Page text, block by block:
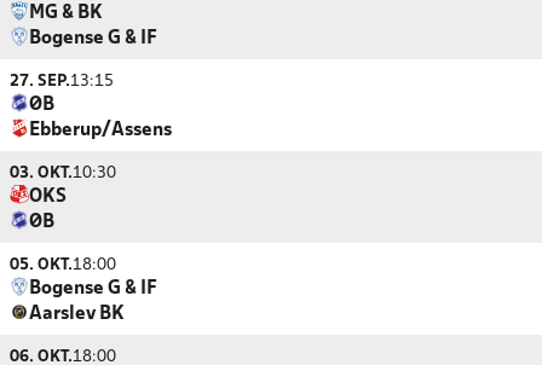
MG & BK
Bogense G & IF
27. SEP.13:15
ØB
Ebberup/Assens
03. OKT.10:30
OKS
ØB
05. OKT.18:00
Bogense G & IF
Aarslev BK
06. OKT.18:00